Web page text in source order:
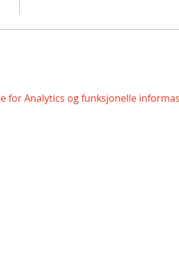
for Analytics og funksjonelle